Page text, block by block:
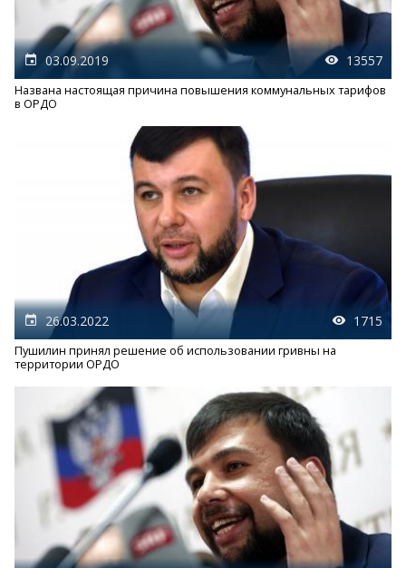
03.09.2019 13557
Названа настоящая причина повышения коммунальных тарифов
в ОРДО
26.03.2022 1715
Пушилин принял решение об использовании гривны на
территории ОРДО